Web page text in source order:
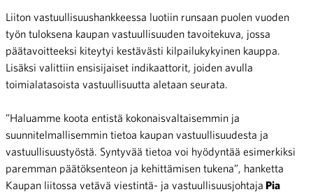
Liiton vastuullisuushankkeessa luotiin runsaan puolen vuoden
työn tuloksena kaupan vastuullisuuden tavoitekuva, jossa
päätavoitteeksi kiteytyi kestävästi kilpailukykyinen kauppa.
Lisäksi valittiin ensisijaiset indikaattorit, joiden avulla
toimialatasoista vastuullisuutta aletaan seurata.
”Haluamme koota entistä kokonaisvaltaisemmin ja
suunnitelmallisemmin tietoa kaupan vastuullisuudesta ja
vastuullisuustyöstä. Syntyvää tietoa voi hyödyntää esimerkiksi
paremman päätöksenteon ja kehittämisen tukena”, hanketta
Kaupan liitossa vetävä viestintä- ja vastuullisuusjohtaja Pia